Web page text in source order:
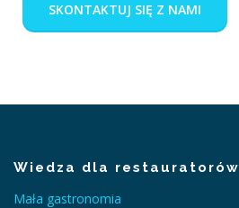
SKONTAKTUJ SIĘ Z NAMI
Wiedza dla restauratorów
Mała gastronomia